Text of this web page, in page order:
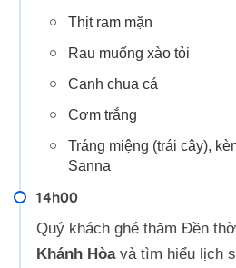
Thịt ram mặn
Rau muống xào tỏi
Canh chua cá
Cơm trắng
Tráng miệng (trái cây),
Sanna
14h00
Quý khách ghé thăm Đền thờ
Khánh Hòavà tìm hiểu lịch